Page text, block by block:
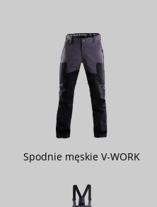
Spodnie męskie V-WORK